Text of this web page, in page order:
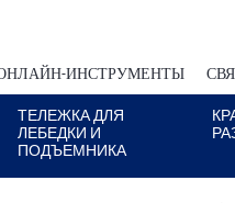
ИНСТРУМЕНТЫ
ТЕЛЕЖКА ДЛЯ
ЛЕБЕДКИ И
ПОДЪЕМНИКА